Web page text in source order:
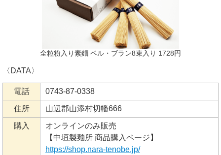
全粒粉入り素麵 ベル・ブラン8束入り 1728円
〈DATA〉
電話 0743-87-0338
住所 山辺郡山添村切幡666
購入
オンラインのみ販売
【中垣製麺所 商品購入ページ】
https://shop.nara-tenobe.jp/